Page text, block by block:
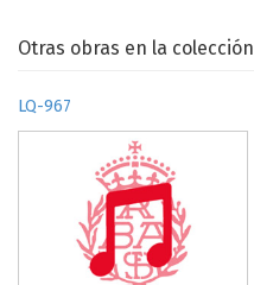
Otras obras en la colección
LQ-967